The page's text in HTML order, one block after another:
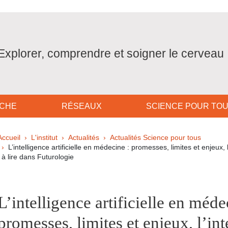
comprendre et soigner le cerveau
RÉSEAUX SCIENCE POUR
d'Ariane
L'institut Actualités
Actualités Science pour tous
L’intelligence artificielle en médecine : promesses, limites et enjeux,
à lire dans Futurologie
Sidebar
artificielle en
limites et enjeux,